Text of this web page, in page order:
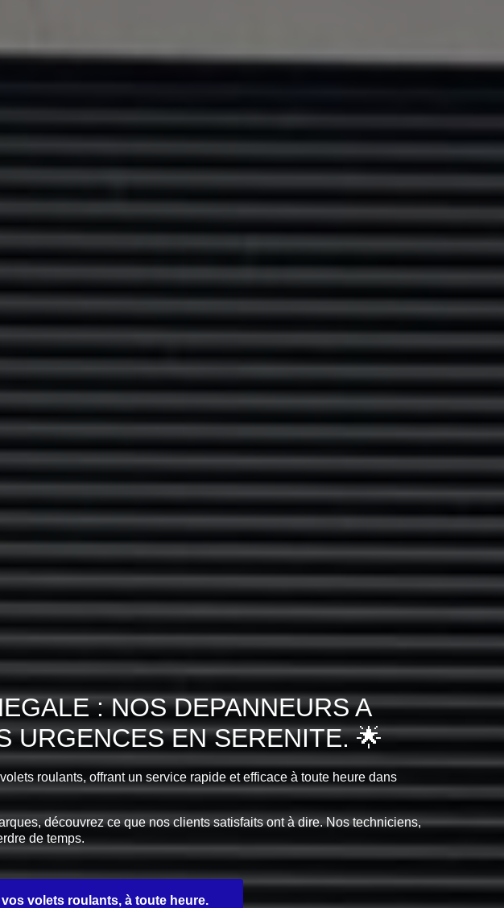
: NOS DEPANNEURS A
URGENCES EN SERENITE. 🌟
roulants, offrant un service rapide et efficace à toute heure dans
découvrez ce que nos clients satisfaits ont à dire. Nos techniciens,
de temps.
volets roulants, à toute heure.